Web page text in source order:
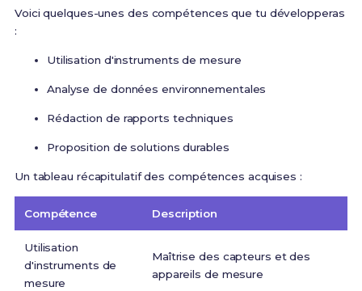
Voici quelques-unes des compétences que tu développeras
:
Utilisation d'instruments de mesure
Analyse de données environnementales
Rédaction de rapports techniques
Proposition de solutions durables
Un tableau récapitulatif des compétences acquises :
Compétence Description
Utilisation
d'instruments de
mesure
Maîtrise des capteurs et des
appareils de mesure